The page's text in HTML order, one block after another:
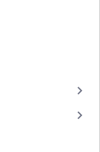
keyboard_arrow_right
keyboard_arrow_right